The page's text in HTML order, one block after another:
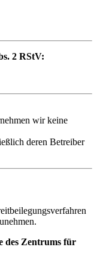
2 RStV:
wir keine
deren Betreiber
des Zentrums für